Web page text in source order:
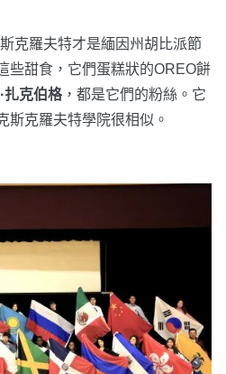
克羅夫特才是緬因州胡比派節
些甜食，它們蛋糕狀的OREO餅
扎克伯格 ，都是它們的粉絲。它
斯克羅夫特學院很相似。